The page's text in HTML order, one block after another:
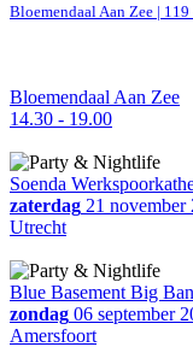
Bloemendaal Aan Zee | 119
Bloemendaal Aan Zee
14.30 - 19.00
Soenda
zaterdag 21 november
Utrecht
Blue Basement Big
zondag 06 september
Amersfoort